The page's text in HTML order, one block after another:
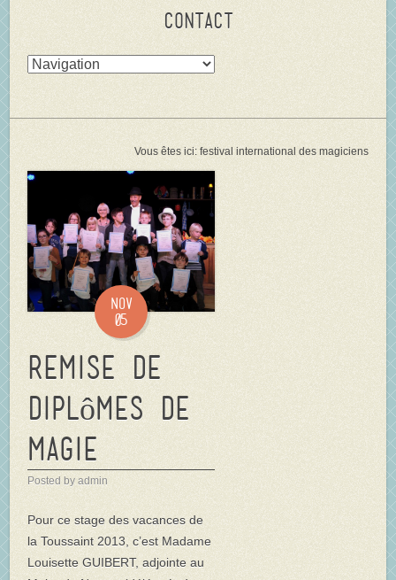
Contact
Vous êtes ici: festival international des magiciens
Nov
05
Remise de
diplômes de
magie
Posted by admin
Pour ce stage des vacances de
la Toussaint 2013, c’est Madame
Louisette GUIBERT, adjointe au